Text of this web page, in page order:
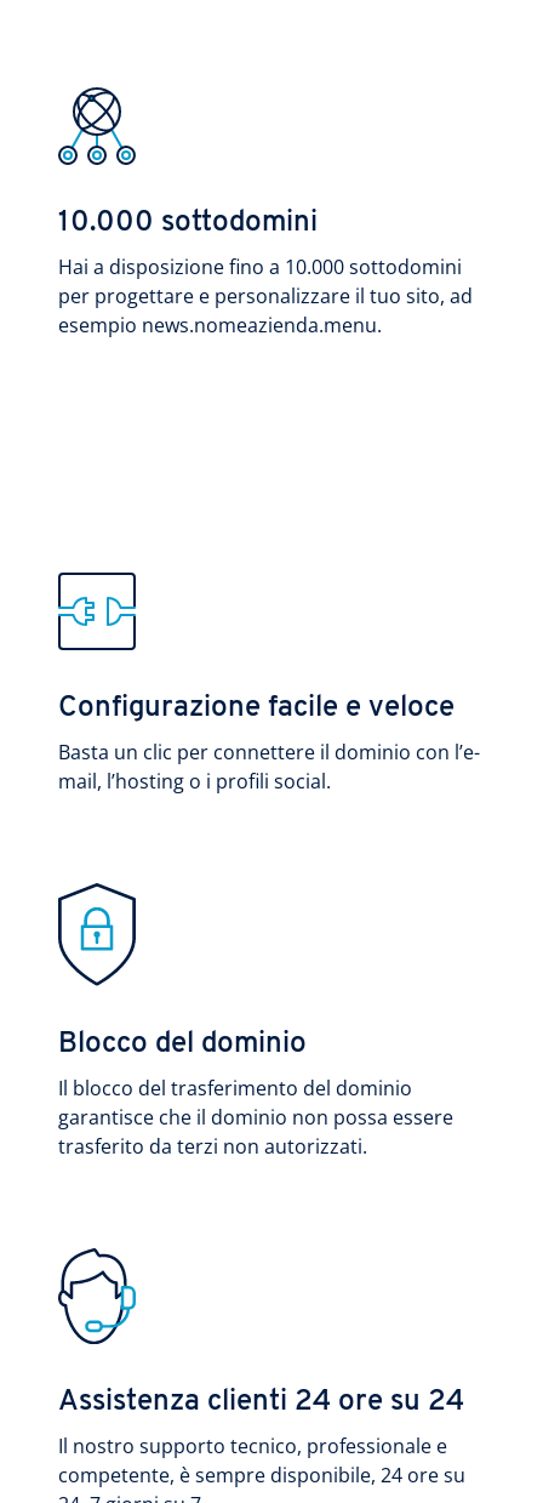
10.000 sottodomini
Hai a disposizione fino a 10.000 sottodomini
per progettare e personalizzare il tuo sito, ad
esempio news.nomeazienda.menu.
Configurazione facile e veloce
Basta un clic per connettere il dominio con l’e-
mail, l’hosting o i profili social.
Blocco del dominio
Il blocco del trasferimento del dominio
garantisce che il dominio non possa essere
trasferito da terzi non autorizzati.
Assistenza clienti 24 ore su 24
Il nostro supporto tecnico, professionale e
competente, è sempre disponibile, 24 ore su